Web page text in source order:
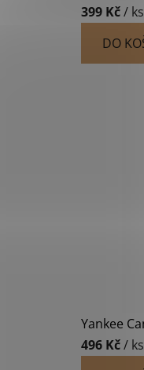
399 Kč/ ks
DO
Yankee
496 Kč/ ks